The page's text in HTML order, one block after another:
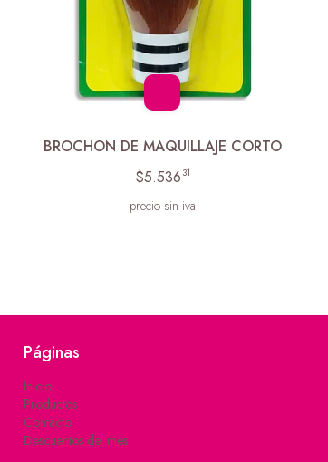
BROCHON DE MAQUILLAJE CORTO
$5.536 31
precio sin iva
Páginas
Inicio
Productos
Contacto
Descuentos del mes